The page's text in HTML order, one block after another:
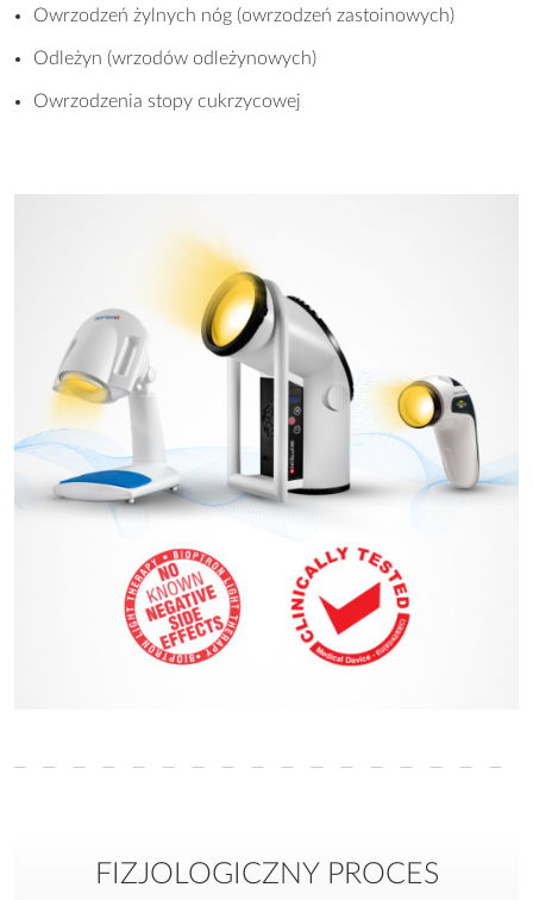
Owrzodzeń żylnych nóg (owrzodzeń zastoinowych)
Odleżyn (wrzodów odleżynowych)
Owrzodzenia stopy cukrzycowej
FIZJOLOGICZNY PROCES